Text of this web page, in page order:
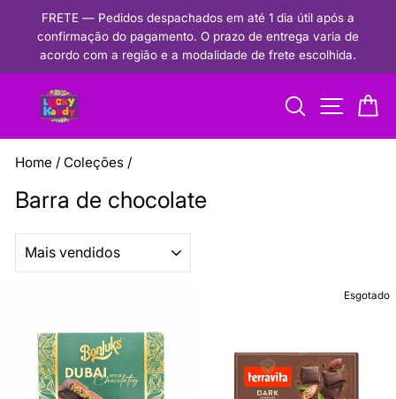
Pausar
apresentação
FRETE — Pedidos despachados em até 1 dia útil após a
confirmação do pagamento. O prazo de entrega varia de
acordo com a região e a modalidade de frete escolhida.
Procurar
Home / Coleções /
Barra de chocolate
Esgotado